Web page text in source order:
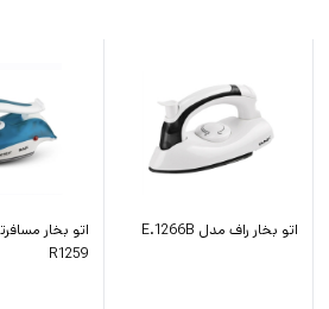
اتو بخار راف مدل E.1266B
اتو بخار
R1259